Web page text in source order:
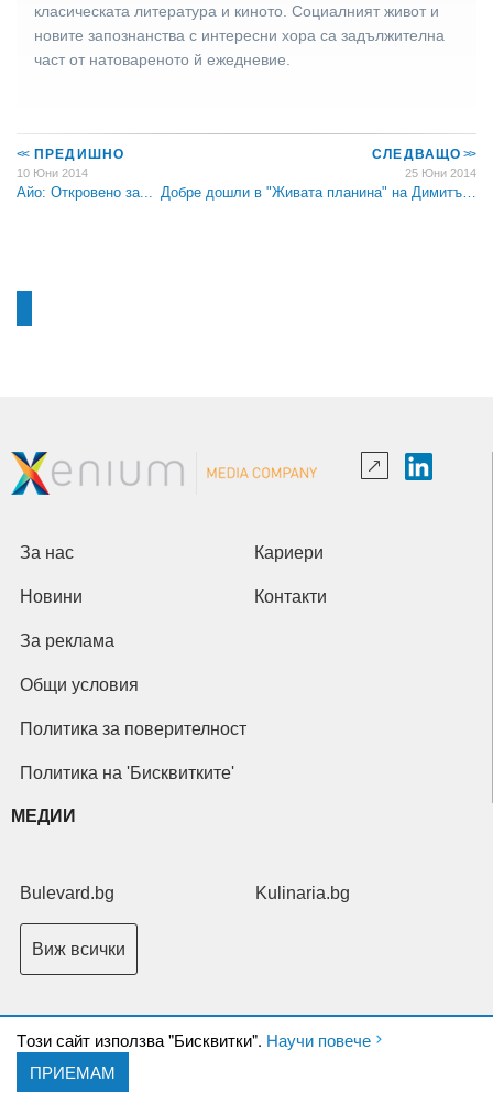
класическата литература и киното. Социалният живот и
новите запознанства с интересни хора са задължителна
част от натовареното й ежедневие.
<<ПРЕДИШНО
10 Юни 2014
Aйо: Откровено за...
СЛЕДВАЩО>>
25 Юни 2014
Добре дошли в "Живата планина" на Димитъ…
Tози сайт използва "Бисквитки". Научи повече
ПРИЕМАМ
За нас Кариери
Новини Контакти
За реклама
Общи условия
Политика за поверителност
Политика на 'Бисквитките'
МЕДИИ
Bulevard.bg Kulinaria.bg
Виж всички
Copyright © 2026 Ксениум ООД. Всички права запазени.